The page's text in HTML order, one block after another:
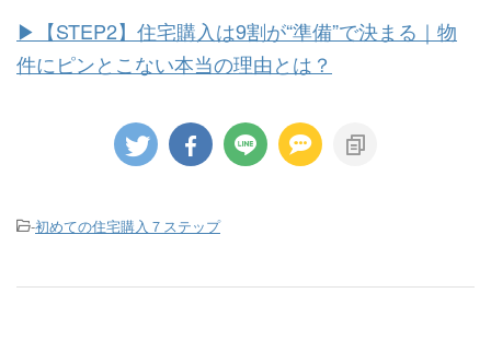
▶︎【STEP2】住宅購入は9割が“準備”で決まる｜物
件にピンとこない本当の理由とは？
-初めての住宅購入７ステップ